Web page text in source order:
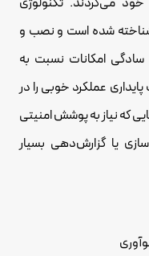
شناخته شده است و نصب و
امکانات نسبت به
عملکرد خوبی را در
که نیاز به پوشش امنیتی
یا گزارش‌دهی بسیار